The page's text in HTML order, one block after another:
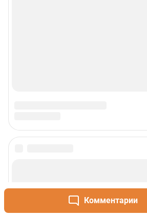
Комментарии
Рубрики